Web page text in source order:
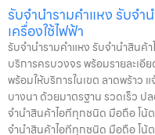
รับจำนำรามคำแหง รับจ
เครื่องใช้ไฟฟ้า
รับจำนำรามคำแหง รับจำนำสิน
บริการครบวงจร พร้อมรายละเอี
พร้อมให้บริการในเขต ลาดพร้าว
บางนา ด้วยมาตรฐาน รวดเร็ว ป
จำนำสินค้าไอทีทุกชนิด มือถือ โน้
จำนำสินค้าไอทีทุกชนิด มือถือ โน้